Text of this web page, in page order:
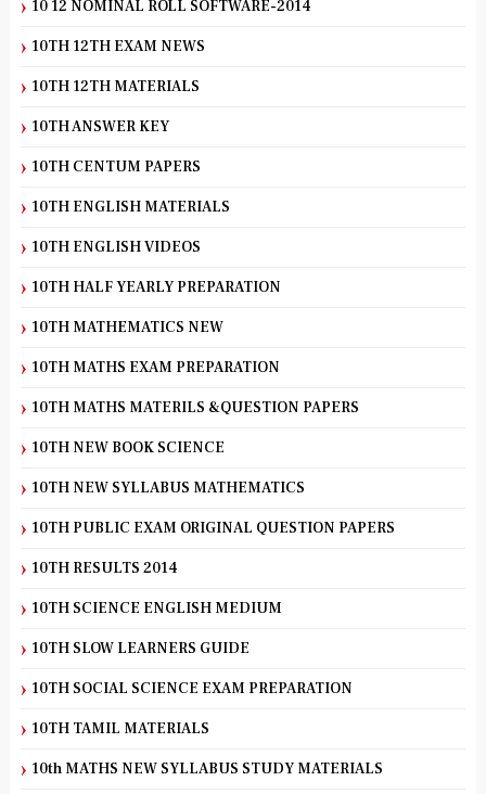
10 12 NOMINAL ROLL SOFTWARE-2014
10TH 12TH EXAM NEWS
10TH 12TH MATERIALS
10TH ANSWER KEY
10TH CENTUM PAPERS
10TH ENGLISH MATERIALS
10TH ENGLISH VIDEOS
10TH HALF YEARLY PREPARATION
10TH MATHEMATICS NEW
10TH MATHS EXAM PREPARATION
10TH MATHS MATERILS &QUESTION PAPERS
10TH NEW BOOK SCIENCE
10TH NEW SYLLABUS MATHEMATICS
10TH PUBLIC EXAM ORIGINAL QUESTION PAPERS
10TH RESULTS 2014
10TH SCIENCE ENGLISH MEDIUM
10TH SLOW LEARNERS GUIDE
10TH SOCIAL SCIENCE EXAM PREPARATION
10TH TAMIL MATERIALS
10th MATHS NEW SYLLABUS STUDY MATERIALS